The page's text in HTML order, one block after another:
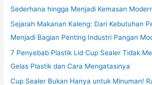
Sederhana hingga Menjadi Kemasan
Sejarah Makanan Kaleng: Dari Kebutuhan
Menjadi Bagian Penting Industri Pangan
7 Penyebab Plastik Lid Cup Sealer Tidak
Gelas Plastik dan Cara Mengatasinya
Cup Sealer Bukan Hanya untuk Minuman!